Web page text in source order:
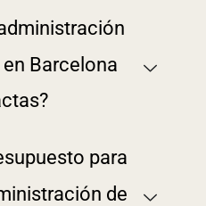
Barcelona
para
de